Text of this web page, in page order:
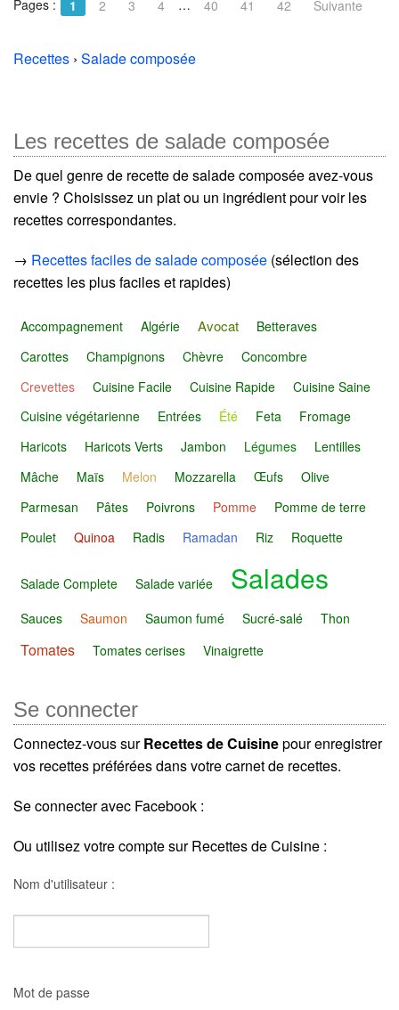
Pages : 1 2 3 4 … 40 41 42 Suivante
Recettes › Salade composée
Les recettes de salade composée
De quel genre de recette de salade composée avez-vous
envie ? Choisissez un plat ou un ingrédient pour voir les
recettes correspondantes.
→ Recettes faciles de salade composée (sélection des
recettes les plus faciles et rapides)
Accompagnement Algérie Avocat
Betteraves
Carottes
Champignons Chèvre
Concombre
Crevettes
Cuisine Facile Cuisine Rapide
Cuisine Saine
Cuisine végétarienne
Entrées Été Feta
Fromage
Haricots
Haricots Verts Jambon Légumes
Lentilles
Mâche
Maïs Melon Mozzarella Œufs
Olive
Parmesan
Pâtes Poivrons Pomme
Pomme de terre
Poulet
Quinoa Radis Ramadan Riz Roquette
Salade Complete Salade variée Salades
Sauces Saumon Saumon fumé Sucré-salé Thon
Tomates Tomates cerises Vinaigrette
Se connecter
Connectez-vous surRecettes de Cuisinepour enregistrer
vos recettes préférées dans votre carnet de recettes.
Se connecter avec Facebook :
Ou utilisez votre compte sur Recettes de Cuisine :
Nom d'utilisateur :
Mot de passe